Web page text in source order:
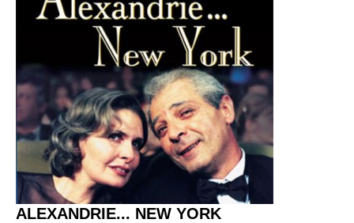
ALEXANDRIE... NEW YORK